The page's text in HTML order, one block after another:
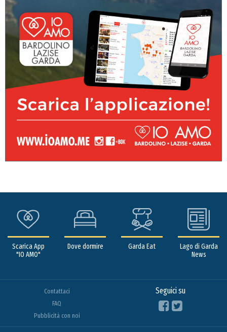
Scarica App
"IO AMO"
Dove dormire Garda Eat
Lago di Garda
News
Contattaci
FAQ
Pubblicità con noi
Seguici su